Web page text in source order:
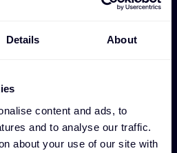
Details About
content and ads, to
and to analyse our traffic.
about your use of our site with
-
Couverture de
de bureau et les
sein de votre entreprise.
des logiciels
et prévention en
malveillants et des